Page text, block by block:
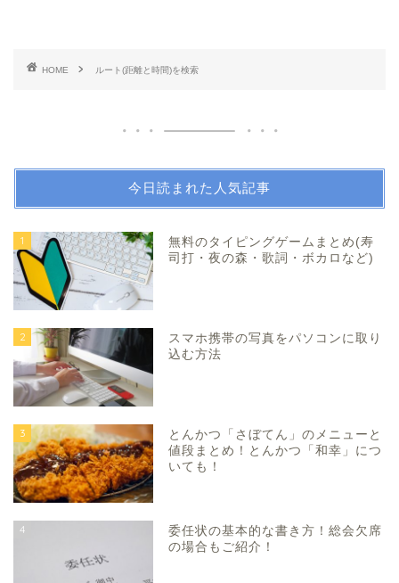
HOME ルート(距離と時間)を検索
今日読まれた人気記事
1
無料のタイピングゲームまとめ(寿
司打・夜の森・歌詞・ボカロなど)
2
スマホ携帯の写真をパソコンに取り
込む方法
3
とんかつ「さぼてん」のメニューと
値段まとめ！とんかつ「和幸」につ
いても！
4
委任状の基本的な書き方！総会欠席
の場合もご紹介！